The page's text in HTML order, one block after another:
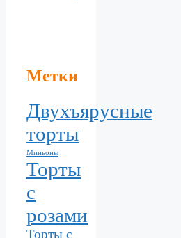
Метки
Двухъярусные
торты
Миньоны
Торты
с
розами
Торты с